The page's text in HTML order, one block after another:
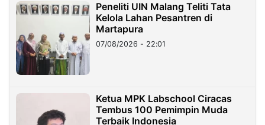
Peneliti UIN Malang Teliti Tata
Kelola Lahan Pesantren di
Martapura
07/08/2026 - 22:01
Ketua MPK Labschool Ciracas
Tembus 100 Pemimpin Muda
Terbaik Indonesia